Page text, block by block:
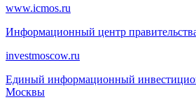
www.icmos.ru
Информационный центр
investmoscow.ru
Единый информационный
Москвы